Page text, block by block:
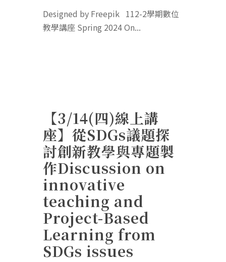
Designed by Freepik 112-2學期數位
教學講座 Spring 2024 On...
【3/14(四)線上講
座】從SDGs議題探
討創新教學與專題製
作Discussion on
innovative
teaching and
Project-Based
Learning from
SDGs issues